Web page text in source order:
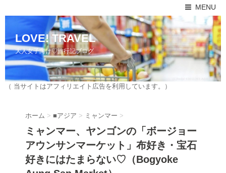
MENU
LOVE! TRAVEL
大人女子向け♡旅行記ブログ
（ 当サイトはアフィリエイト広告を利用しています。）
ホーム > ■アジア > ミャンマー >
ミャンマー、ヤンゴンの「ボージョー
アウンサンマーケット」布好き・宝石
好きにはたまらない♡（Bogyoke